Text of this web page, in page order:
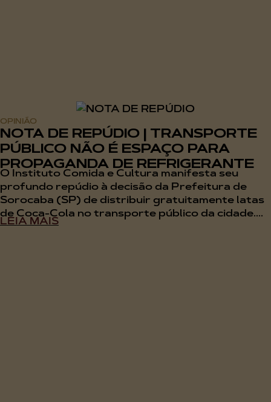
OPINIÃO
NOTA DE REPÚDIO | TRANSPORTE
PÚBLICO NÃO É ESPAÇO PARA
PROPAGANDA DE REFRIGERANTE
O Instituto Comida e Cultura manifesta seu
profundo repúdio à decisão da Prefeitura de
Sorocaba (SP) de distribuir gratuitamente latas
de Coca-Cola no transporte público da cidade....
LEIA MAIS